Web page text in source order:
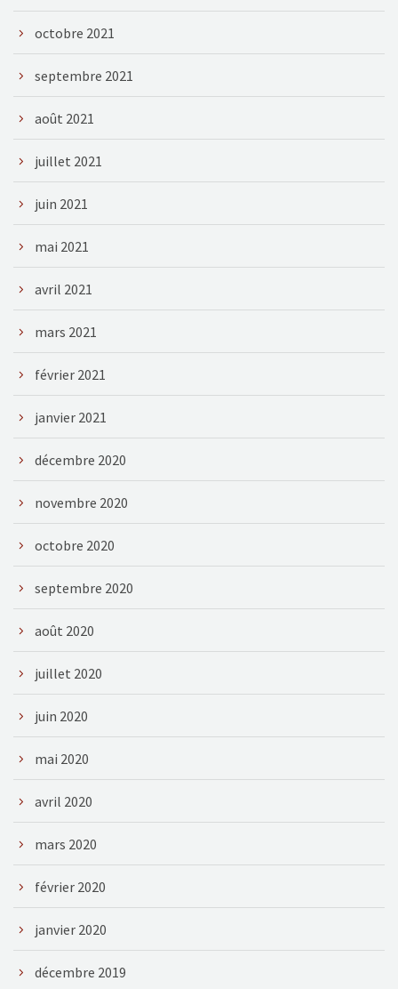
octobre 2021
septembre 2021
août 2021
juillet 2021
juin 2021
mai 2021
avril 2021
mars 2021
février 2021
janvier 2021
décembre 2020
novembre 2020
octobre 2020
septembre 2020
août 2020
juillet 2020
juin 2020
mai 2020
avril 2020
mars 2020
février 2020
janvier 2020
décembre 2019